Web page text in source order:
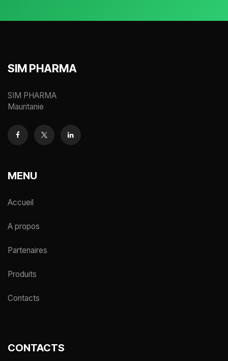
SIM PHARMA
SIM PHARMA
Mauritanie
MENU
Accueil
A propos
Partenaires
Produits
Contacts
CONTACTS